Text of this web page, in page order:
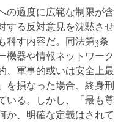
の過度に広範な制限が含
する反対意見を沈黙させ
科す内容だ。同法第3条
機器や情報ネットワーク
、軍事的或いは安全上最
を損なった場合、終身刑
いる。しかし、「最も尊
か、明確な定義はされて